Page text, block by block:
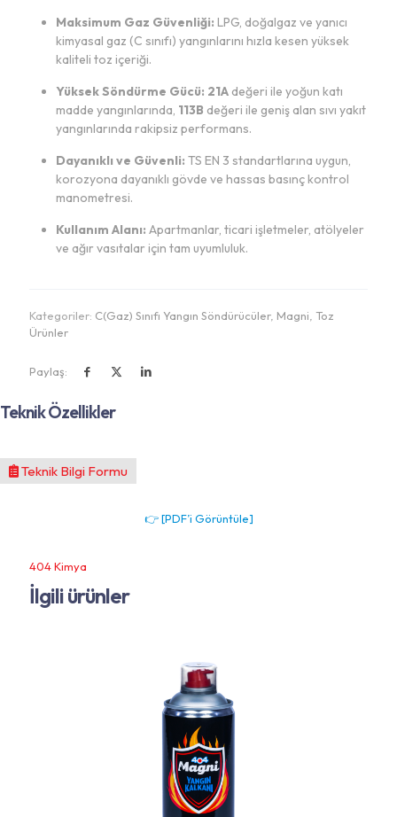
Maksimum Gaz Güvenliği: LPG, doğalgaz ve yanıcı
kimyasal gaz (C sınıfı) yangınlarını hızla kesen yüksek
kaliteli toz içeriği.
Yüksek Söndürme Gücü: 21A değeri ile yoğun katı
madde yangınlarında, 113B değeri ile geniş alan sıvı yakıt
yangınlarında rakipsiz performans.
Dayanıklı ve Güvenli: TS EN 3 standartlarına uygun,
korozyona dayanıklı gövde ve hassas basınç kontrol
manometresi.
Kullanım Alanı: Apartmanlar, ticari işletmeler, atölyeler
ve ağır vasıtalar için tam uyumluluk.
Kategoriler: C(Gaz) Sınıfı Yangın Söndürücüler, Magni, Toz
Ürünler
Paylaş:
Teknik Özellikler
Teknik Bilgi Formu
👉 [PDF’i Görüntüle]
404 Kimya
İlgili ürünler